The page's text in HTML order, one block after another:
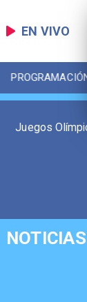
EN VIVO
Juegos
NOTICIAS